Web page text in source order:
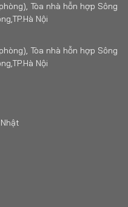
Tòa nhà hỗn hợp Sông
Nội
Tòa nhà hỗn hợp Sông
Nội